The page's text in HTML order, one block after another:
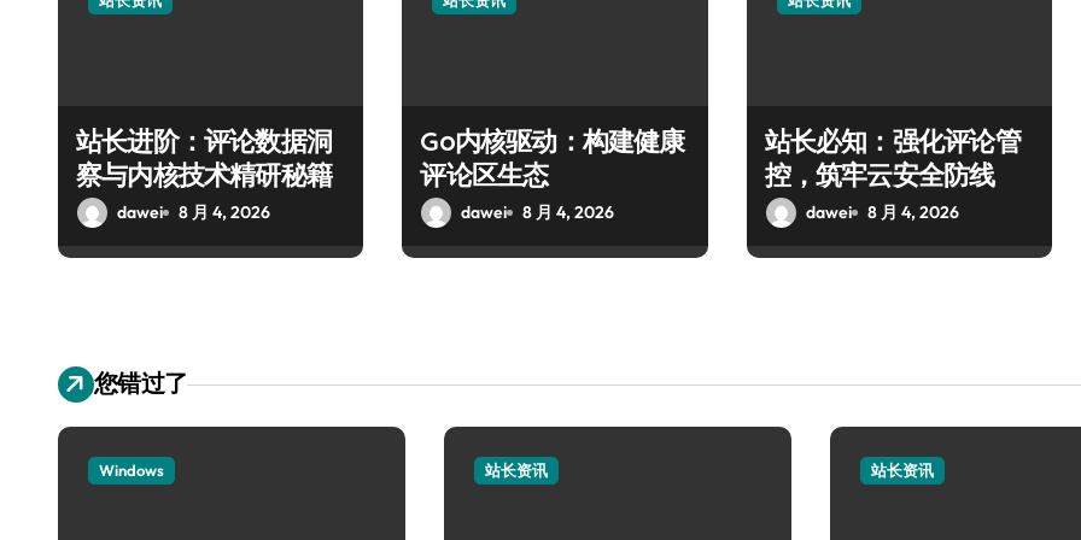
站长进阶：评论数据洞
察与内核技术精研秘籍
dawei 8 月 4, 2026
Go内核驱动：构建健康
评论区生态
dawei 8 月 4, 2026
站长必知：强化评论管
控，筑牢云安全防线
dawei 8 月 4, 2026
您错过了
Windows 站长资讯 站长资讯